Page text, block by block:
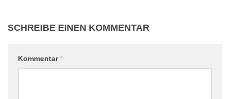
SCHREIBE EINEN KOMMENTAR
Kommentar*